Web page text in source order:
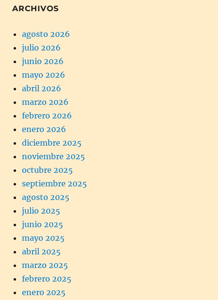
ARCHIVOS
agosto 2026
julio 2026
junio 2026
mayo 2026
abril 2026
marzo 2026
febrero 2026
enero 2026
diciembre 2025
noviembre 2025
octubre 2025
septiembre 2025
agosto 2025
julio 2025
junio 2025
mayo 2025
abril 2025
marzo 2025
febrero 2025
enero 2025